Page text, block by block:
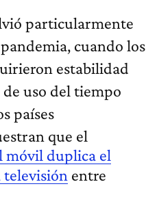
particularmente
cuando los
estabilidad
uso del tiempo
países
que el
móvil duplica el
entre